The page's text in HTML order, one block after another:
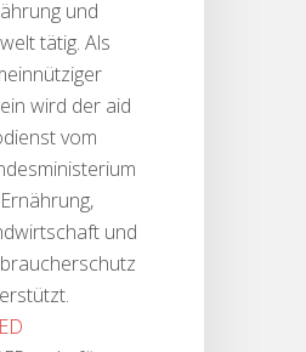
und
tätig. Als
wird der aid
vom
und